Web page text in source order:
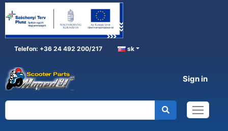
Telefon: +36 24 492 200/217 sk
Sign in
ČASŤ BICYKLU